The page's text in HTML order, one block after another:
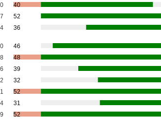
40
52
36
46
48
39
32
52
31
52